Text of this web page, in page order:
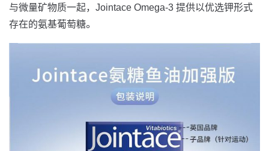
与微量矿物质一起，Jointace Omega-3 提供以优选钾形式
存在的氨基葡萄糖。